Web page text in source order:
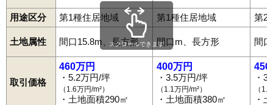
用途区分 第1種住居地域 第1種住居地域 第2
土地属性 間口15.8m、長方形 間口m、長方形 間
取引価格
460万円
・5.2万円/坪
（1.6万円/m²）
・土地面積290㎡
400万円
・3.5万円/坪
（1.1万円/m²）
・土地面積380㎡
450
・
（
・
スクロールできます